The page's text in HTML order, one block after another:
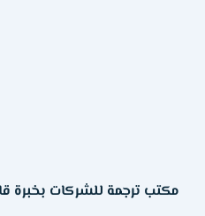
مكتب ترجمة للشركات بخبرة